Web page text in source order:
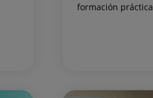
formación práctica